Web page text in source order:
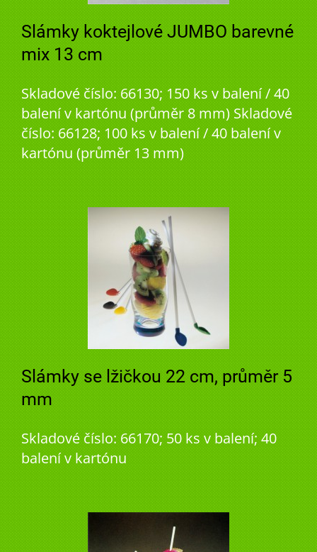
Slámky koktejlové JUMBO barevné
mix 13 cm
Skladové číslo: 66130; 150 ks v balení / 40
balení v kartónu (průměr 8 mm) Skladové
číslo: 66128; 100 ks v balení / 40 balení v
kartónu (průměr 13 mm)
Slámky se lžičkou 22 cm, průměr 5
mm
Skladové číslo: 66170; 50 ks v balení; 40
balení v kartónu